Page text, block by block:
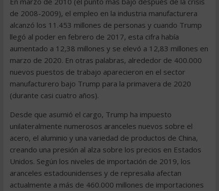
de 2008-2009), el empleo en la industria manufacturera
alcanzó los 11.453 millones de personas y cuando Trump
llegó al poder en febrero de 2017, esta cifra había
aumentado a 12,38 millones y se elevó a 12,83 millones en
marzo de 2020. En otras palabras, alrededor de 400.000
nuevos puestos de trabajo aparecieron en el sector
manufacturero bajo Trump para la primavera de 2020
(durante casi cuatro años).
Desde que asumió el cargo, Trump ha impuesto
unilateralmente numerosos aranceles nuevos sobre el
acero, el aluminio y una variedad de productos de China,
creando una presión al alza sobre los precios en Estados
Unidos. Según los niveles de importación de 2019, los
aranceles estadounidenses y de represalia afectan
actualmente a más de 460.000 millones de importaciones